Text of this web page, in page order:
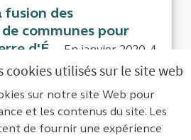
utilisés sur le site web
sur notre site Web pour
et les contenus du site. Les
de fournir une expérience
fusion des
communes pour
d'É...
En janvier 2020, 4
du Jura (JuraSud,